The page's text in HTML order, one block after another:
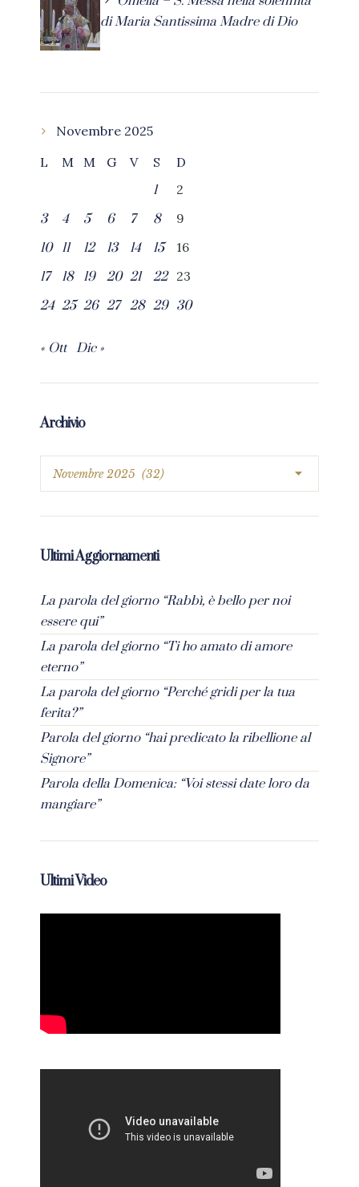
di Maria Santissima Madre di Dio
Novembre 2025
L
M M G V S
D
1
2
3
4 5 6 7 8
9
10
11 12 13 14 15
16
17
18 19 20 21 22 23
24 25 26 27 28 29 30
« Ott Dic »
Archivio
Ultimi Aggiornamenti
La parola del giorno “Rabbì, è bello per noi
essere qui”
La parola del giorno “Ti ho amato di amore
eterno”
La parola del giorno “Perché gridi per la tua
ferita?”
Parola del giorno “hai predicato la ribellione al
Signore”
Parola della Domenica: “Voi stessi date loro da
mangiare”
Ultimi Video